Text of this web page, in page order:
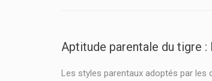
Aptitude parentale du tigre
Les styles parentaux adoptés par